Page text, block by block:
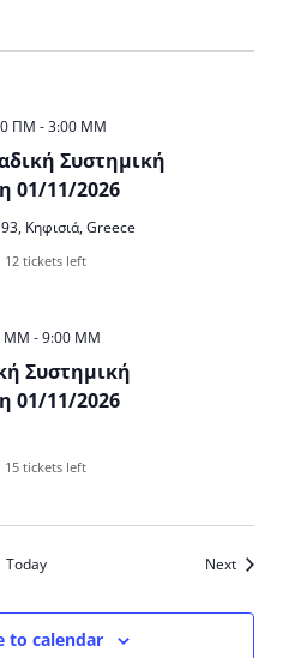
Συστημική
01/11/2026
ΠΜ -3:00 ΜΜ
Κηφισιά, Greece
12 tickets left
Συστημική
01/11/2026
ΜΜ -9:00 ΜΜ
15 tickets left
Today NextEvents
to calendar